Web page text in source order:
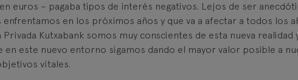
euros – pagaba tipos de interés negativos. Lejos de ser
enfrentamos en los próximos años y que va a afectar a todos los
Privada Kutxabank somos muy conscientes de esta nueva realidad
este nuevo entorno sigamos dando el mayor valor posible a
vitales.